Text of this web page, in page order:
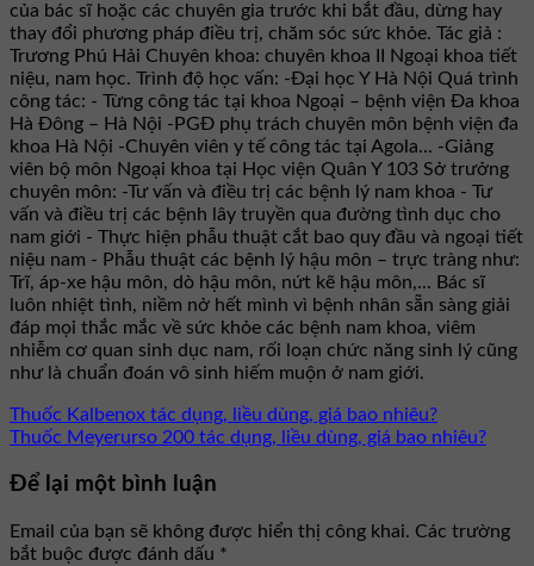
của bác sĩ hoặc các chuyên gia trước khi bắt đầu, dừng hay
thay đổi phương pháp điều trị, chăm sóc sức khỏe. Tác giả :
Trương Phú Hải Chuyên khoa: chuyên khoa II Ngoại khoa tiết
niệu, nam học. Trình độ học vấn: -Đại học Y Hà Nội Quá trình
công tác: - Từng công tác tại khoa Ngoại – bệnh viện Đa khoa
Hà Đông – Hà Nội -PGĐ phụ trách chuyên môn bệnh viện đa
khoa Hà Nội -Chuyên viên y tế công tác tại Agola... -Giảng
viên bộ môn Ngoại khoa tại Học viện Quân Y 103 Sở trưởng
chuyên môn: -Tư vấn và điều trị các bệnh lý nam khoa - Tư
vấn và điều trị các bệnh lây truyền qua đường tình dục cho
nam giới - Thực hiện phẫu thuật cắt bao quy đầu và ngoại tiết
niệu nam - Phẫu thuật các bệnh lý hậu môn – trực tràng như:
Trĩ, áp-xe hậu môn, dò hậu môn, nứt kẽ hậu môn,... Bác sĩ
luôn nhiệt tình, niềm nở hết mình vì bệnh nhân sẵn sàng giải
đáp mọi thắc mắc về sức khỏe các bệnh nam khoa, viêm
nhiễm cơ quan sinh dục nam, rối loạn chức năng sinh lý cũng
như là chuẩn đoán vô sinh hiếm muộn ở nam giới.
Thuốc Kalbenox tác dụng, liều dùng, giá bao nhiêu?
Thuốc Meyerurso 200 tác dụng, liều dùng, giá bao nhiêu?
Để lại một bình luận
Email của bạn sẽ không được hiển thị công khai. Các trường
bắt buộc được đánh dấu *